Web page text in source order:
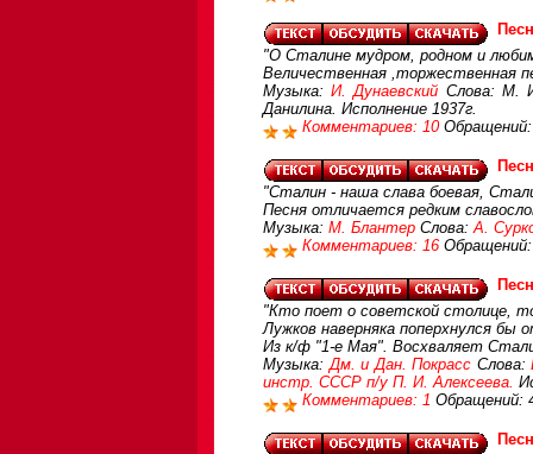
"О Сталине мудром, родном и
Величественная ,торжественная
Музыка:И. Дунаевский Слова: М.
Данилина. Исполнение 1937г.
Комментариев: 10 Обращений:
"Сталин - наша слава боевая,
Песня отличается редким
Музыка: М. Блантер Слова:А.
Комментариев: 16 Обращений:
"Кто поет о советской столице,
Лужков наверняка поперхнулся бы
Из к/ф "1-е Мая". Восхваляет
Музыка:Дм. и Дан. Покрасс Слова:
инстр. СССР п/у П. И. Алексеева.
Комментариев: 1 Обращений: